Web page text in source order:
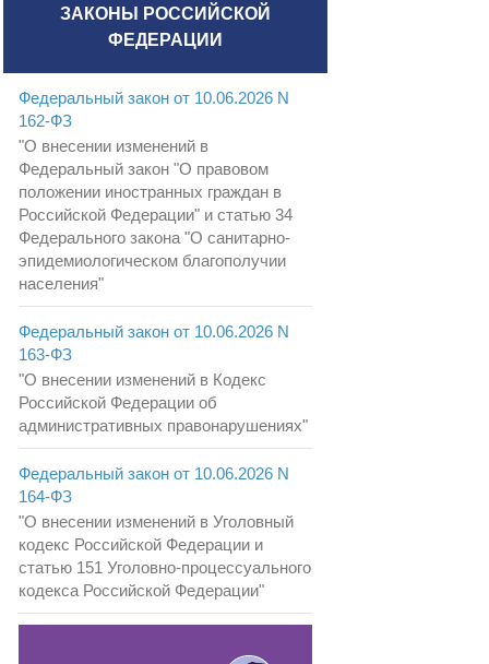
ЗАКОНЫ РОССИЙСКОЙ
ФЕДЕРАЦИИ
Федеральный закон от 10.06.2026 N
162-ФЗ
"О внесении изменений в
Федеральный закон "О правовом
положении иностранных граждан в
Российской Федерации" и статью 34
Федерального закона "О санитарно-
эпидемиологическом благополучии
населения"
Федеральный закон от 10.06.2026 N
163-ФЗ
"О внесении изменений в Кодекс
Российской Федерации об
административных правонарушениях"
Федеральный закон от 10.06.2026 N
164-ФЗ
"О внесении изменений в Уголовный
кодекс Российской Федерации и
статью 151 Уголовно-процессуального
кодекса Российской Федерации"